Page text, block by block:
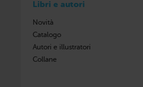
Libri e autori
Novità
Catalogo
Autori e illustratori
Collane